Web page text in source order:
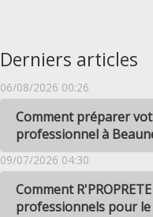
Derniers articles
06/08/2026 00:26
Comment préparer
professionnel à
09/07/2026 04:30
Comment
professionnels pour